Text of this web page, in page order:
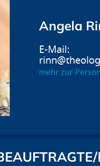
Angela
mehr zur